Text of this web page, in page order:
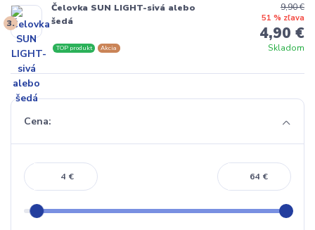
3.
Čelovka SUN LIGHT-sivá alebo
šedá
Skladom
TOP produkt Akcia
9,90 €
51 % zľava
4,90 €
Cena:
€ €